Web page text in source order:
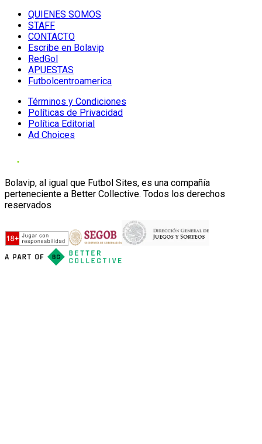
QUIENES SOMOS
STAFF
CONTACTO
Escribe en Bolavip
RedGol
APUESTAS
Futbolcentroamerica
Términos y Condiciones
Políticas de Privacidad
Política Editorial
Ad Choices
Bolavip, al igual que Futbol Sites, es una compañía
perteneciente a Better Collective. Todos los derechos
reservados